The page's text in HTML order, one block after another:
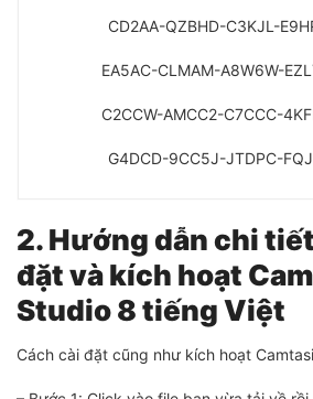
CD2AA-QZBHD-C3KJL-
EA5AC-CLMAM-A8W6W-
C2CCW-AMCC2-C7CCC-
G4DCD-9CC5J-JTDPC-
2. Hướng dẫn chi
đặt và kích hoạt
Studio 8 tiếng Việt
Cách cài đặt cũng như kích hoạt